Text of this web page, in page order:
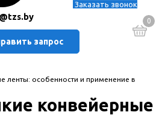
Заказать звонок
запрос
0
ленты: особенности и применение в
конвейерные